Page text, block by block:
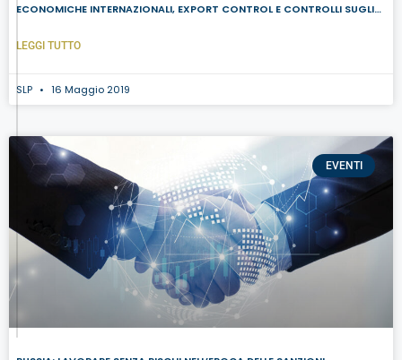
ECONOMICHE INTERNAZIONALI, EXPORT CONTROL E CONTROLLI SUGLI
LEGGI TUTTO
SLP 16 Maggio 2019
EVENTI